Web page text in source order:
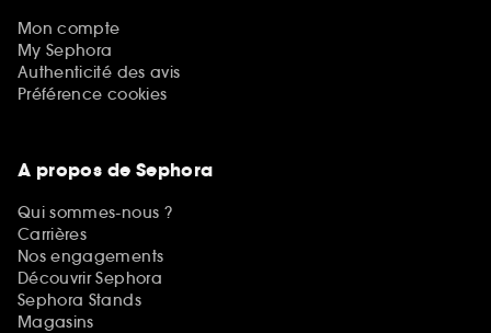
Mon compte
My Sephora
Authenticité des avis
Préférence cookies
A propos de Sephora
Qui sommes-nous ?
Carrières
Nos engagements
Découvrir Sephora
Sephora Stands
Magasins